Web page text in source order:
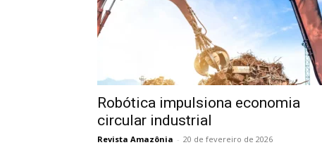
Robótica impulsiona economia
circular industrial
Revista Amazônia - 20 de fevereiro de 2026